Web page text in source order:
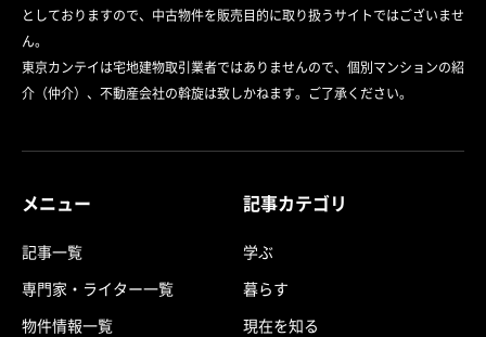
としておりますので、中古物件を販売目的に取り扱うサイトではございませ
ん。
東京カンテイは宅地建物取引業者ではありませんので、個別マンションの紹
介（仲介）、不動産会社の斡旋は致しかねます。ご了承ください。
メニュー
記事一覧
専門家・ライター一覧
物件情報一覧
記事カテゴリ
学ぶ
暮らす
現在を知る